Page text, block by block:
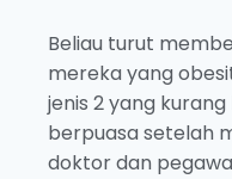
Beliau turut
mereka yang
jenis 2 yang
berpuasa setelah
doktor dan